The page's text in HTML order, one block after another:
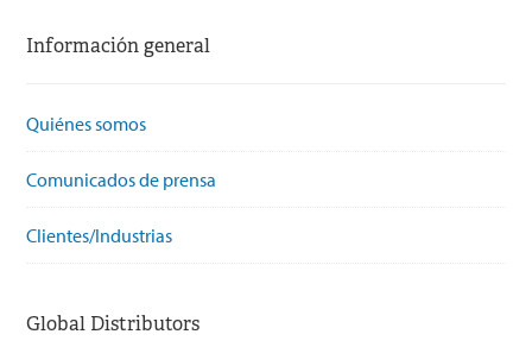
Información general
Quiénes somos
Comunicados de prensa
Clientes/Industrias
Global Distributors